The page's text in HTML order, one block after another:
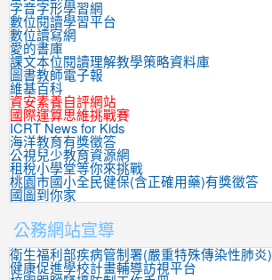
字音字形學習網
數位閱讀學習平台
數位讀寫網
愛的書庫
課文本位閱讀理解教學策略資料庫
圖書教師電子報
維基百科
資安素養自評網站
國際運算思維挑戰賽
ICRT News for Kids
海洋教育有獎徵答
公視兒少教育資源網
租稅小學堂等你來挑戰
桃園市國小全民健保(含正確用藥)有獎徵答
國圖到你家
公務網站宣導
衛生福利部疾病管制署(嚴重特殊傳染性肺炎)
健康促進學校計畫輔導訪視平台